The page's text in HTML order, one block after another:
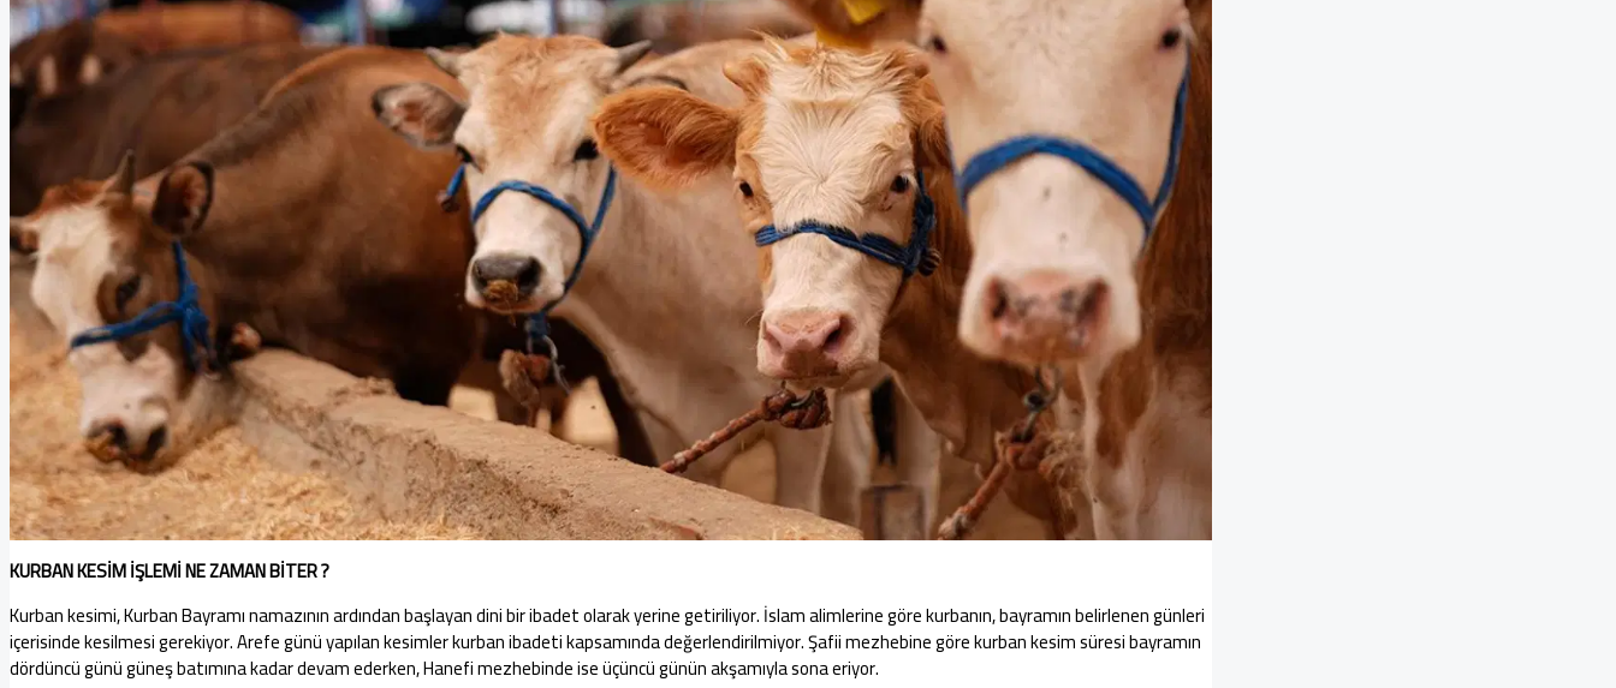
KURBAN KESİM İŞLEMİ NE ZAMAN BİTER ?
Kurban kesimi, Kurban Bayramı namazının ardından başlayan dini bir ibadet olarak yerine getiriliyor. İslam alimlerine göre kurbanın, bayramın belirlenen günleri
içerisinde kesilmesi gerekiyor. Arefe günü yapılan kesimler kurban ibadeti kapsamında değerlendirilmiyor. Şafii mezhebine göre kurban kesim süresi bayramın
dördüncü günü güneş batımına kadar devam ederken, Hanefi mezhebinde ise üçüncü günün akşamıyla sona eriyor.